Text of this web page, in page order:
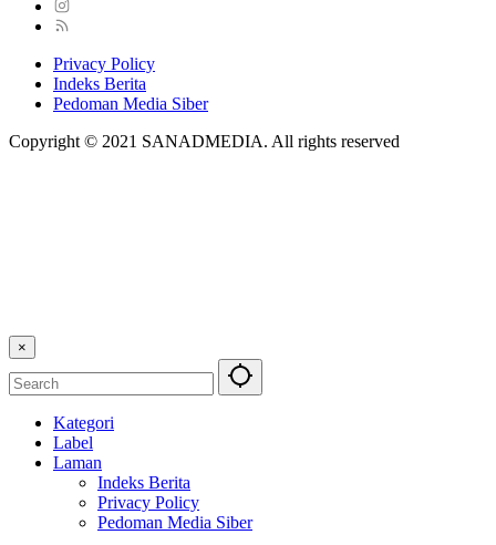
Privacy Policy
Indeks Berita
Pedoman Media Siber
Copyright © 2021 SANADMEDIA. All rights reserved
×
Kategori
Label
Laman
Indeks Berita
Privacy Policy
Pedoman Media Siber